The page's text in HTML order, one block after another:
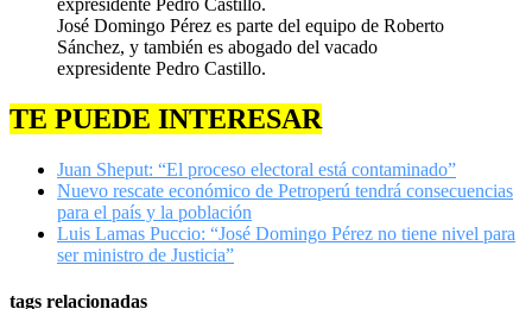
José Domingo Pérez es parte del equipo de Roberto
Sánchez, y también es abogado del vacado
expresidente Pedro Castillo.
TE PUEDE INTERESAR
Juan Sheput: “El proceso electoral está contaminado”
Nuevo rescate económico de Petroperú tendrá consecuencias
para el país y la población
Luis Lamas Puccio: “José Domingo Pérez no tiene nivel para
ser ministro de Justicia”
tags relacionadas